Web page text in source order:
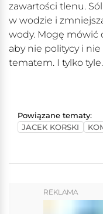
zawartości tlenu.
w wodzie i
wody. Mogę mówić
aby nie politycy i
tematem. I tylko
Powiązane tematy:
JACEK KORSKI
REKLAMA